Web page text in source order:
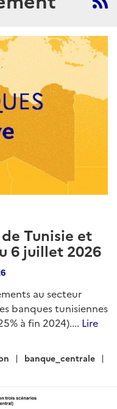
Tunisie et
6 juillet 2026
au secteur
banques tunisiennes
à fin 2024).... Lire
banque_centrale